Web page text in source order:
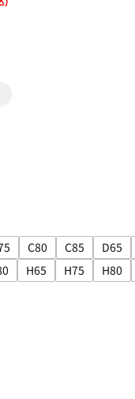
: C65
絞り込み: C70
サイズで絞り込み: C75
C80
サイズで絞り込み:
C85
サイズで絞
D65
サイ
: G65
絞り込み: G70
イズで絞り込み: G80
H65
サイズで絞り込み:
H75
サイズで絞
H80
サイ